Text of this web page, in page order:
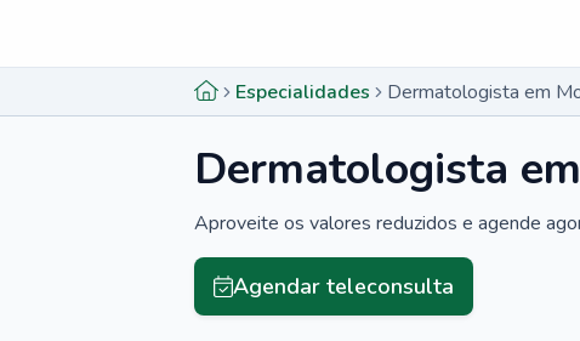
Especialidades Dermatologista em
Dermatologista
Aproveite os valores reduzidos e agende
Agendar teleconsulta